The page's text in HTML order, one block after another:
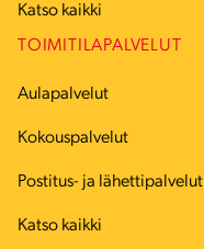
Katso kaikki
TOIMITILAPALVELUT
Aulapalvelut
Kokouspalvelut
Postitus- ja lähettipalvelut
Katso kaikki